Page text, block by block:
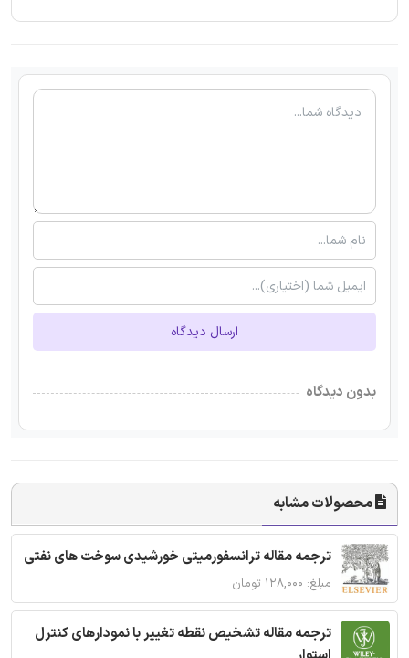
ارسال دیدگاه
بدون دیدگاه
محصولات مشابه
ترجمه مقاله ترانسفورمیتی خورشیدی سوخت های نفتی
مبلغ: ۱۲۸,۰۰۰ تومان
ترجمه مقاله تشخیص نقطه تغییر با نمودارهای کنترل